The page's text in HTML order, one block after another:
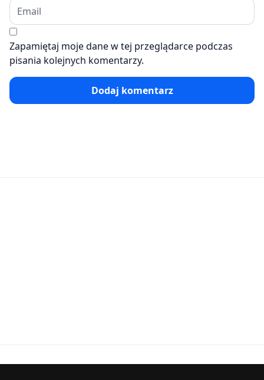
Zapamiętaj moje dane w tej przeglądarce podczas
pisania kolejnych komentarzy.
Dodaj komentarz